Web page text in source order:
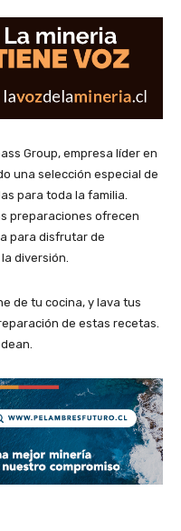
Group, empresa líder en
una selección especial de
para toda la familia.
preparaciones ofrecen
para disfrutar de
diversión.
de tu cocina, y lava tus
de estas recetas.